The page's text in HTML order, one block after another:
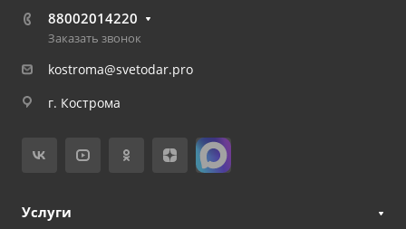
88002014220
Заказать звонок
kostroma@svetodar.pro
г. Кострома
Услуги